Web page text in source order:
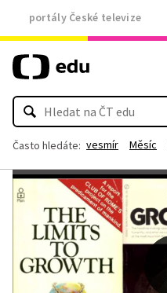
portály České televize
Často hledáte: vesmír Měsíc